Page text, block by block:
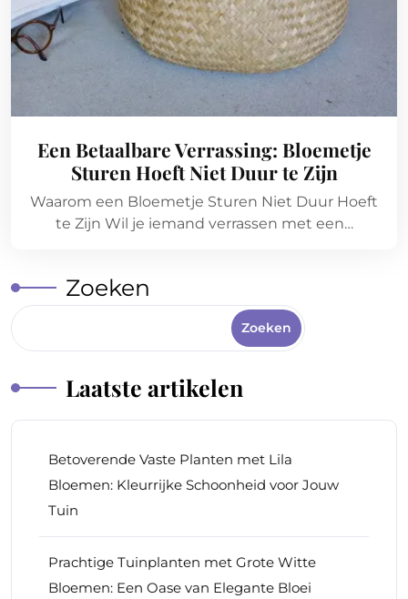
Een Betaalbare Verrassing: Bloemetje
Sturen Hoeft Niet Duur te Zijn
Waarom een Bloemetje Sturen Niet Duur Hoeft
te Zijn Wil je iemand verrassen met een…
Zoeken
Zoeken
Laatste artikelen
Betoverende Vaste Planten met Lila
Bloemen: Kleurrijke Schoonheid voor Jouw
Tuin
Prachtige Tuinplanten met Grote Witte
Bloemen: Een Oase van Elegante Bloei